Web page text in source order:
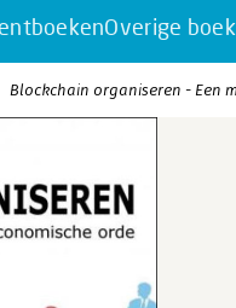
Overige
Blockchain organiseren - Een